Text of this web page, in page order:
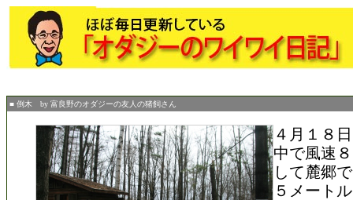
■ 倒木 by 富良野のオダジーの友人の猪飼さん
４月１８
中で風速
して麓郷
５メート